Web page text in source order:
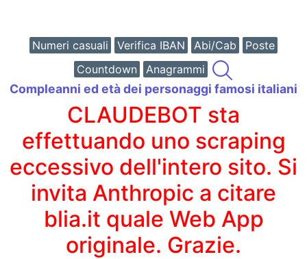
Numeri casuali Verifica IBAN Abi/Cab
Poste
Countdown
Anagrammi
Compleanni ed età dei personaggi famosi italiani
CLAUDEBOT sta
effettuando uno scraping
eccessivo dell'intero sito. Si
invita Anthropic a citare
blia.it quale Web App
originale. Grazie.